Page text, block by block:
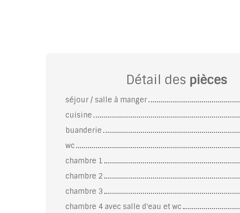
Détail des pièces
séjour / salle à manger
cuisine
buanderie
wc
chambre 1
chambre 2
chambre 3
chambre 4 avec salle d'eau et wc